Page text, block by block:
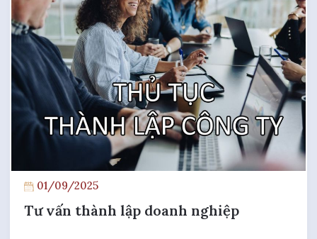
01/09/2025
Tư vấn thành lập doanh nghiệp